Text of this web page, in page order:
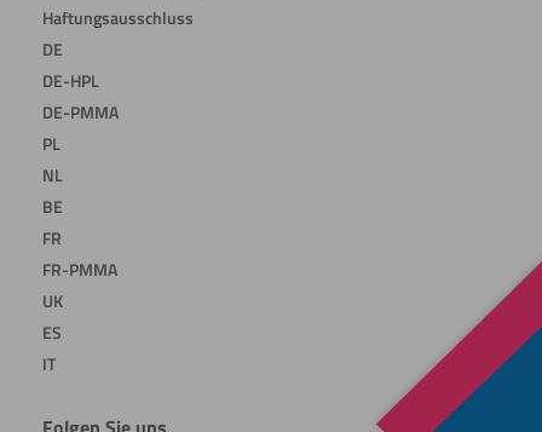
Haftungsausschluss
DE
DE-HPL
DE-PMMA
PL
NL
BE
FR
FR-PMMA
UK
ES
IT